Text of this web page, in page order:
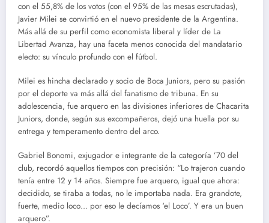
con el 55,8% de los votos (con el 95% de las mesas escrutadas),
Javier Milei se convirtió en el nuevo presidente de la Argentina.
Más allá de su perfil como economista liberal y líder de La
Libertad Avanza, hay una faceta menos conocida del mandatario
electo: su vínculo profundo con el fútbol.
Milei es hincha declarado y socio de Boca Juniors, pero su pasión
por el deporte va más allá del fanatismo de tribuna. En su
adolescencia, fue arquero en las divisiones inferiores de Chacarita
Juniors, donde, según sus excompañeros, dejó una huella por su
entrega y temperamento dentro del arco.
Gabriel Bonomi, exjugador e integrante de la categoría ’70 del
club, recordó aquellos tiempos con precisión: “Lo trajeron cuando
tenía entre 12 y 14 años. Siempre fue arquero, igual que ahora:
decidido, se tiraba a todas, no le importaba nada. Era grandote,
fuerte, medio loco… por eso le decíamos ‘el Loco’. Y era un buen
arquero”.